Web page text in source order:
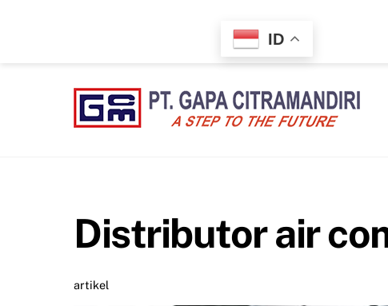
ID
Distributor air
artikel